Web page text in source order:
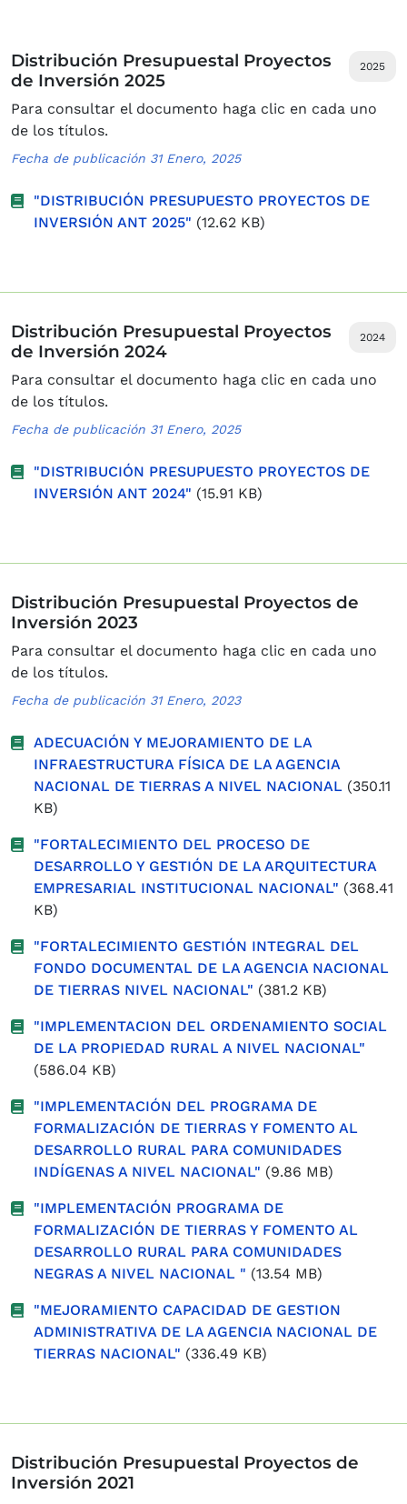
2025
Distribución Presupuestal Proyectos
de Inversión 2025
Para consultar el documento haga clic en cada uno
de los títulos.
Fecha de publicación 31 Enero, 2025
"DISTRIBUCIÓN PRESUPUESTO PROYECTOS DE
INVERSIÓN ANT 2025" (12.62 KB)
2024
Distribución Presupuestal Proyectos
de Inversión 2024
Para consultar el documento haga clic en cada uno
de los títulos.
Fecha de publicación 31 Enero, 2025
"DISTRIBUCIÓN PRESUPUESTO PROYECTOS DE
INVERSIÓN ANT 2024" (15.91 KB)
Distribución Presupuestal Proyectos de
Inversión 2023
Para consultar el documento haga clic en cada uno
de los títulos.
Fecha de publicación 31 Enero, 2023
ADECUACIÓN Y MEJORAMIENTO DE LA
INFRAESTRUCTURA FÍSICA DE LA AGENCIA
NACIONAL DE TIERRAS A NIVEL NACIONAL (350.11
KB)
"FORTALECIMIENTO DEL PROCESO DE
DESARROLLO Y GESTIÓN DE LA ARQUITECTURA
EMPRESARIAL INSTITUCIONAL NACIONAL" (368.41
KB)
"FORTALECIMIENTO GESTIÓN INTEGRAL DEL
FONDO DOCUMENTAL DE LA AGENCIA NACIONAL
DE TIERRAS NIVEL NACIONAL" (381.2 KB)
"IMPLEMENTACION DEL ORDENAMIENTO SOCIAL
DE LA PROPIEDAD RURAL A NIVEL NACIONAL"
(586.04 KB)
"IMPLEMENTACIÓN DEL PROGRAMA DE
FORMALIZACIÓN DE TIERRAS Y FOMENTO AL
DESARROLLO RURAL PARA COMUNIDADES
INDÍGENAS A NIVEL NACIONAL" (9.86 MB)
"IMPLEMENTACIÓN PROGRAMA DE
FORMALIZACIÓN DE TIERRAS Y FOMENTO AL
DESARROLLO RURAL PARA COMUNIDADES
NEGRAS A NIVEL NACIONAL " (13.54 MB)
"MEJORAMIENTO CAPACIDAD DE GESTION
ADMINISTRATIVA DE LA AGENCIA NACIONAL DE
TIERRAS NACIONAL" (336.49 KB)
Distribución Presupuestal Proyectos de
Inversión 2021